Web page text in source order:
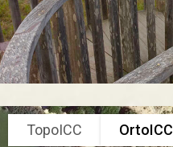
TopoICC OrtoICC